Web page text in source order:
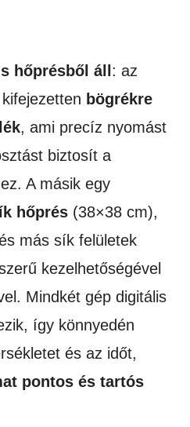
hőprésből áll : az
bögrékre
, ami precíz nyomást
biztosít a
A másik egy
hőprés (38×38 cm),
más sík felületek
kezelhetőségével
Mindkét gép digitális
így könnyedén
és az időt,
pontos és tartós